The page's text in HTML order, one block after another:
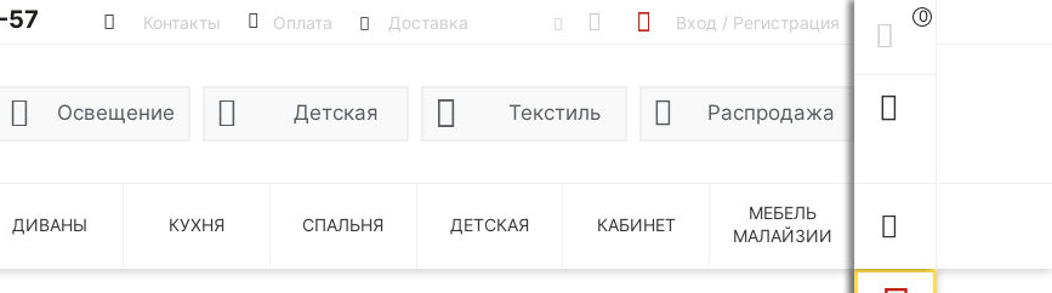
57 Контакты Оплата Доставка Вход / Регистрация 0
Освещение Детская Текстиль Распродажа
ДИВАНЫ КУХНЯ СПАЛЬНЯ ДЕТСКАЯ КАБИНЕТ
МЕБЕЛЬ
МАЛАЙЗИИ